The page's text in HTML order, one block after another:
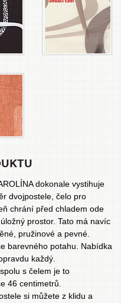
dokonale vystihuje
dvojpostele, čelo pro
chrání před chladem ode
prostor. Tato má navíc
pružinové a pevné.
barevného potahu. Nabídka
každý.
s čelem je to
46 centimetrů.
si můžete z klidu a